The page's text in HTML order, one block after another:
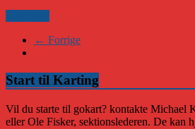
← Forrige
Start til Karting
Vil du starte til gokart? kontakte Michael
eller Ole Fisker, sektionslederen. De kan